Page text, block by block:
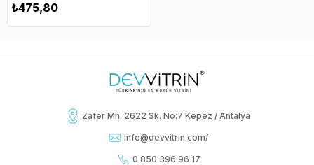
₺475,80
Zafer Mh. 2622 Sk. No:7 Kepez / Antalya
info@devvitrin.com/
0 850 396 96 17